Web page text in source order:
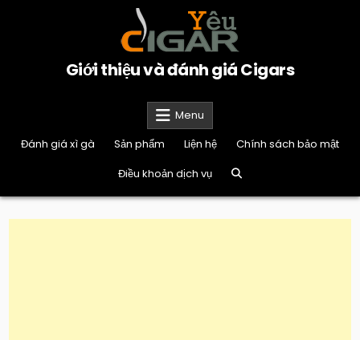
Giới thiệu và đánh giá Cigars
Menu
Đánh giá xì gà
Sản phẩm Liện hệ
Chính sách bảo mật
Điều khoản dịch vụ